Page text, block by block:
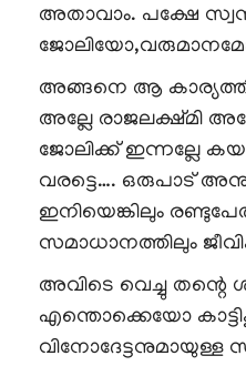
അതാവാം. പക്ഷേ
അങ്ങനെ ആ
അല്ലേ രാജലക്ഷ്മി
ജോലിക്ക് ഇന്നല്ലേ
വരട്ടെ…. ഒരുപാട്
ഇനിയെങ്കിലും
സമാധാനത്തിലും
അവിടെ വെച്ചു തന്റെ
എന്തൊക്കെയോ
വിനോദേട്ടനുമായുള്ള